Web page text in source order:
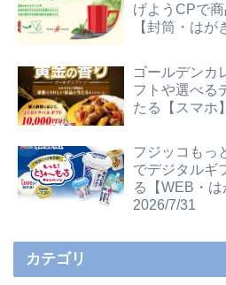
げようCPで
【封筒・は
ゴールデンカ
フトや選べる
たる【スマホ
フジッコもっ
でデジタルギ
る【WEB・
2026/7/31
カテゴリ